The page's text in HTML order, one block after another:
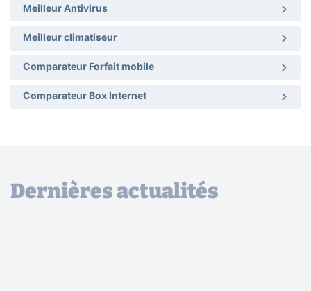
Meilleur Antivirus
Meilleur climatiseur
Comparateur Forfait mobile
Comparateur Box Internet
Dernières actualités